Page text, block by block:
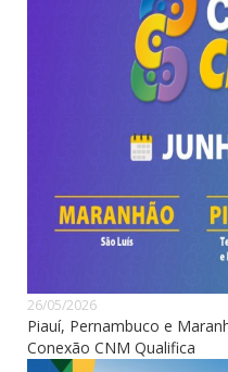
26/05/2026
Piauí, Pernambuco e
Conexão CNM Qualifica